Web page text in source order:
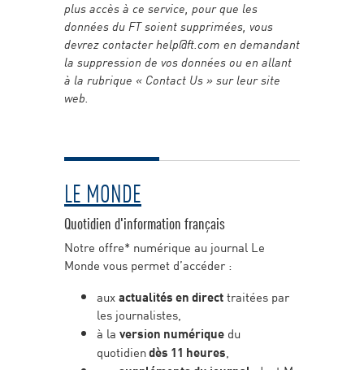
plus accès à ce service, pour que les
données du FT soient supprimées, vous
devrez contacter help@ft.com en demandant
la suppression de vos données ou en allant
à la rubrique « Contact Us » sur leur site
web.
LE MONDE
Quotidien d'information français
Notre offre* numérique au journal Le
Monde vous permet d’accéder :
auxactualités en directtraitées par
les journalistes,
à la version numérique du
quotidiendès 11 heures,